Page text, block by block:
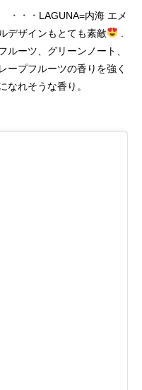
・・・ LAGUNA=内海 エメ
デザインもとても素敵
ルーツ、グリーンノート、
ープフルーツの香りを強く
なれそうな香り。